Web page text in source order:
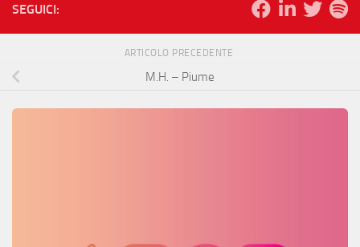
SEGUICI:
ARTICOLO PRECEDENTE
M.H. – Piume